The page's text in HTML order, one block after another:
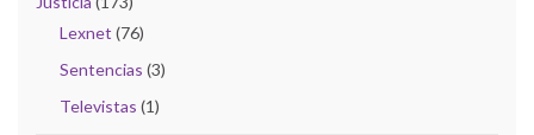
Lexnet (76)
Sentencias (3)
Televistas (1)